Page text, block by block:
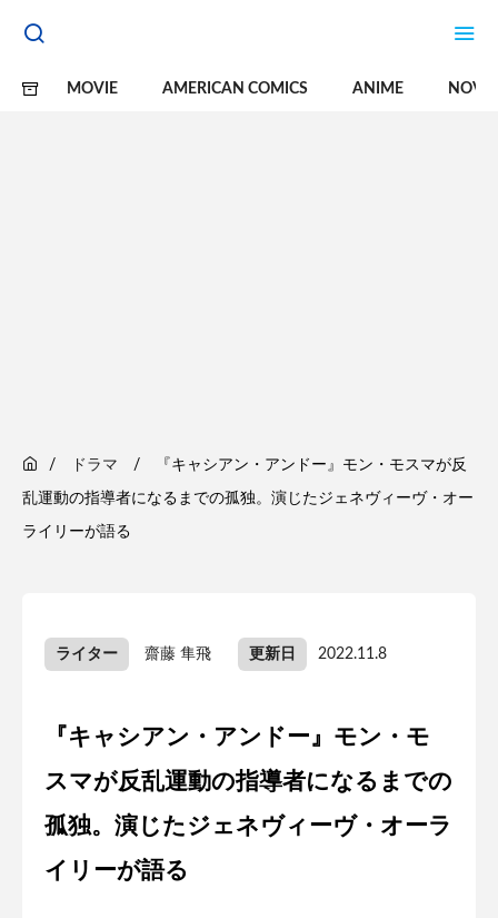
MOVIE AMERICAN COMICS ANIME
ドラマ 『キャシアン・アンドー』モン・モスマが反
乱運動の指導者になるまでの孤独。演じたジェネヴィーヴ・オー
ライリーが語る
ライター 齋藤 隼飛 更新日 2022.11.8
『キャシアン・アンドー』モン・モ
スマが反乱運動の指導者になるまでの
孤独。演じたジェネヴィーヴ・オーラ
イリーが語る